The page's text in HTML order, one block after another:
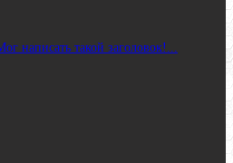
написать такой заголовок!...